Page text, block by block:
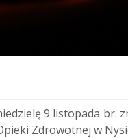
9 listopada br.
Zdrowotnej w